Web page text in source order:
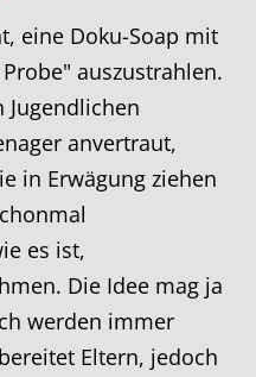
eine Doku-Soap mit
auszustrahlen.
Jugendlichen
anvertraut,
in Erwägung ziehen
es ist,
Die Idee mag ja
werden immer
Eltern, jedoch